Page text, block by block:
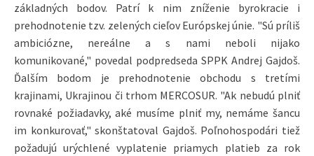
základných bodov. Patrí k nim zníženie byrokracie i
prehodnotenie tzv. zelených cieľov Európskej únie. "Sú príliš
ambiciózne, nereálne a s nami neboli nijako
komunikované," povedal podpredseda SPPK Andrej Gajdoš.
Ďalším bodom je prehodnotenie obchodu s tretími
krajinami, Ukrajinou či trhom MERCOSUR. "Ak nebudú plniť
rovnaké požiadavky, aké musíme plniť my, nemáme šancu
im konkurovať," skonštatoval Gajdoš. Poľnohospodári tiež
požadujú urýchlené vyplatenie priamych platieb za rok